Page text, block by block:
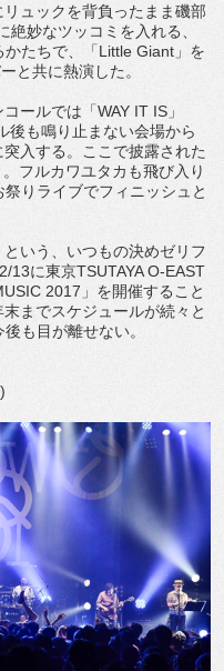
ュックを背負ったまま磯部
妙なツッコミを入れる、
たちで、「Little Giant」を
と共に熱演した。
ールでは「WAY IT IS」
後も鳴り止まない会場から
入する。ここで披露された
フルカワユタカも飛び入り
りライブでフィニッシュと
いう、いつもの決めゼリフ
13に東京TSUTAYA O-EAST
2017」を開催すること
までスケジュールが続々と
も目が離せない。